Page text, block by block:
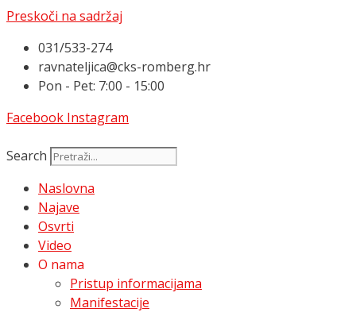
Preskoči na sadržaj
031/533-274
ravnateljica@cks-romberg.hr
Pon - Pet: 7:00 - 15:00
Facebook Instagram
Search
Naslovna
Najave
Osvrti
Video
O nama
Pristup informacijama
Manifestacije